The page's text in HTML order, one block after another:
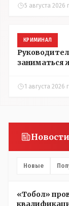
5 августа 2026
КРИМИНАЛ
заниматься
1 августа 2026
Новости
Новые
«Тобол»